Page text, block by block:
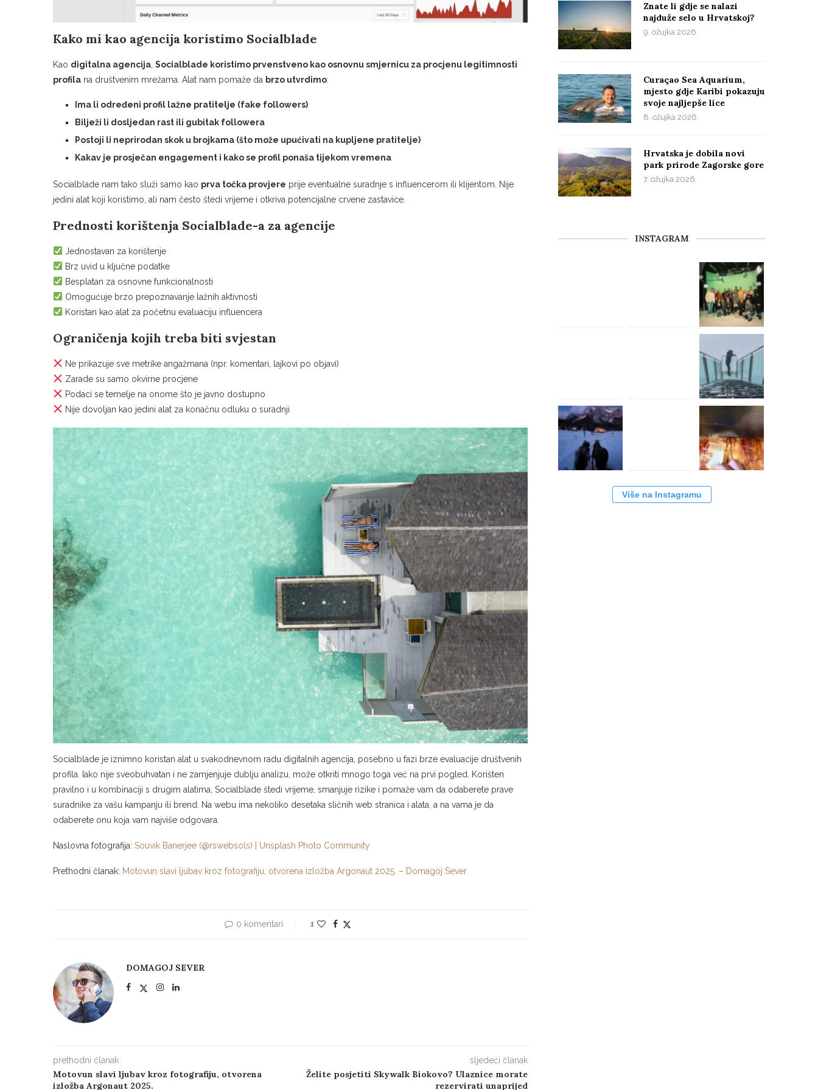
Kako mi kao agencija koristimo Socialblade
Kao digitalna agencija Socialblade koristimo prvenstveno kao osnovnu smjernicu za procjenu legitimnosti
profila na društvenim mrežama. Alat nam pomaže da brzo utvrdimo:
Ima li određeni profil lažne pratitelje (fake followers)
Bilježi li dosljedan rast ili gubitak followera
Postoji li neprirodan skok u brojkama (što može upućivati na kupljene pratitelje)
Kakav je prosječan engagement i kako se profil ponaša tijekom vremena
Socialblade nam tako služi samo kao prva točka provjere prije eventualne suradnje s influencerom ili klijentom. Nije
jedini alat koji koristimo, ali nam često štedi vrijeme i otkriva potencijalne crvene zastavice.
Prednosti korištenja Socialblade-a za agencije
Jednostavan za korištenje
Brz uvid u ključne podatke
Besplatan za osnovne funkcionalnosti
Omogućuje brzo prepoznavanje lažnih aktivnosti
Koristan kao alat za početnu evaluaciju influencera
Ograničenja kojih treba biti svjestan
Ne prikazuje sve metrike angažmana (npr. komentari, lajkovi po objavi)
Zarade su samo okvirne procjene
Podaci se temelje na onome što je javno dostupno
Nije dovoljan kao jedini alat za konačnu odluku o suradnji
Socialblade je iznimno koristan alat u svakodnevnom radu digitalnih agencija, posebno u fazi brze evaluacije društvenih
profila. Iako nije sveobuhvatan i ne zamjenjuje dublju analizu, može otkriti mnogo toga već na prvi pogled. Korišten
pravilno i u kombinaciji s drugim alatima, Socialblade štedi vrijeme, smanjuje rizike i pomaže vam da odaberete prave
suradnike za vašu kampanju ili brend. Na webu ima nekoliko desetaka sličnih web stranica i alata, a na vama je da
odaberete onu koja vam najviše odgovara.
Naslovna fotografija: Souvik Banerjee (@rswebsols) | Unsplash Photo Community
Prethodni članak: Motovun slavi ljubav kroz fotografiju, otvorena izložba Argonaut 2025. – Domagoj Sever
0 komentari 1
DOMAGOJ SEVER
prethodni članak
Motovun slavi ljubav kroz fotografiju, otvorena
izložba Argonaut 2025.
sljedeći članak
Želite posjetiti Skywalk Biokovo? Ulaznice morate
rezervirati unaprijed
Znate li gdje se nalazi
najduže selo u Hrvatskoj?
9. ožujka 2026.
Curaçao Sea Aquarium,
mjesto gdje Karibi pokazuju
svoje najljepše lice
8. ožujka 2026.
Hrvatska je dobila novi
park prirode Zagorske gore
7. ožujka 2026.
INSTAGRAM
Više na Instagramu